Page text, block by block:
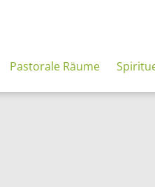
Pastorale Räume